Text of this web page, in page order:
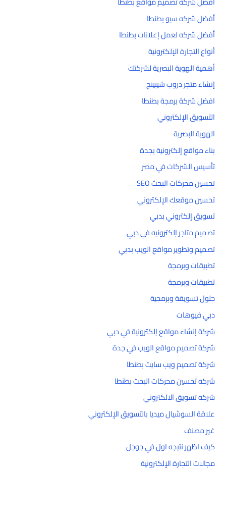
أفضل شركه سيو بطنطا
أفضل شركه لعمل إعلانات بطنطا
أنواع التجارة الإلكترونية
أهمية الهوية البصرية لشركتك
إنشاء متجر دروب شيبينج
افضل شركة برمجة بطنطا
التسويق الإلكتروني
الهوية البصرية
بناء مواقع إلكترونية بجدة
تأسيس الشركات في مصر
تحسين محركات البحث SEO
تحسين موقعك الإلكتروني
تسويق إلكتروني بدبي
تصميم متاجر إلكترونيه في دبي
تصميم وتطوير مواقع الويب بدبي
تطبيقات وبرمجة
تطبيقات وبرمجة
حلول تسويقة وبرمجية
دبي فيوهات
شركة إنشاء مواقع إلكترونية في دبي
شركة تصميم مواقع الويب في جدة
شركة تصميم ويب سايت بطنطا
شركه تحسين محركات البحث بطنطا
شركه تسويق الالكتروني
علاقة السوشيال ميديا بالتسويق الإلكتروني
غير مصنف
كيف اظهر نتيجه اول في جوجل
مجالات التجارة الإلكترونية